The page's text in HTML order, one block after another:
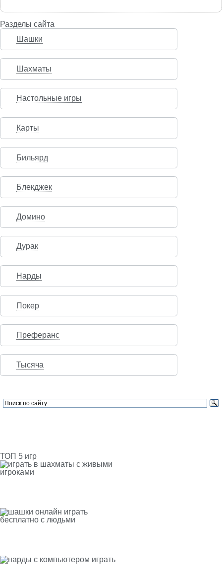
Разделы сайта
Шашки
Шахматы
Настольные игры
Карты
Бильярд
Блекджек
Домино
Дурак
Нарды
Покер
Преферанс
Тысяча
ТОП 5 игр